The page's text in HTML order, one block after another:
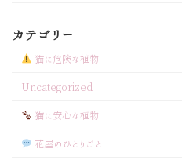
カテゴリー
猫に危険な植物
Uncategorized
猫に安心な植物
花屋のひとりごと